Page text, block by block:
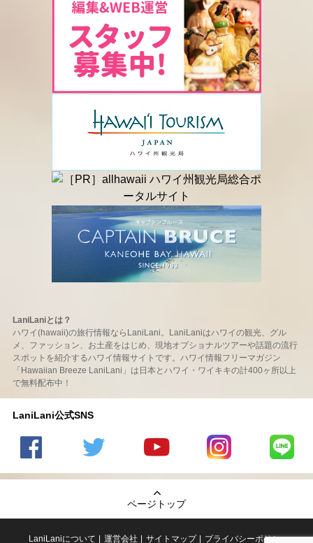
LaniLaniとは？
ハワイ(hawaii)の旅行情報ならLaniLani。LaniLaniはハワイの観光、グル
メ、ファッション、お土産をはじめ、現地オプショナルツアーや話題の流行
スポットを紹介するハワイ情報サイトです。ハワイ情報フリーマガジン
「Hawaiian Breeze LaniLani」は日本とハワイ・ワイキキの計400ヶ所以上
で無料配布中！
LaniLani公式SNS
の
のtwitter
の
Youtube
チャンネ
LaniLani
LaniLani
ページトップ
LaniLaniについて 運営会社 サイトマップ プライバシーポリシー